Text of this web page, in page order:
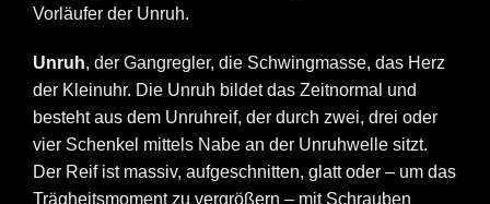
Vorläufer der Unruh.
Unruh, der Gangregler, die Schwingmasse, das Herz
der Kleinuhr. Die Unruh bildet das Zeitnormal und
besteht aus dem Unruhreif, der durch zwei, drei oder
vier Schenkel mittels Nabe an der Unruhwelle sitzt.
Der Reif ist massiv, aufgeschnitten, glatt oder – um das
Trägheitsmoment zu vergrößern – mit Schrauben